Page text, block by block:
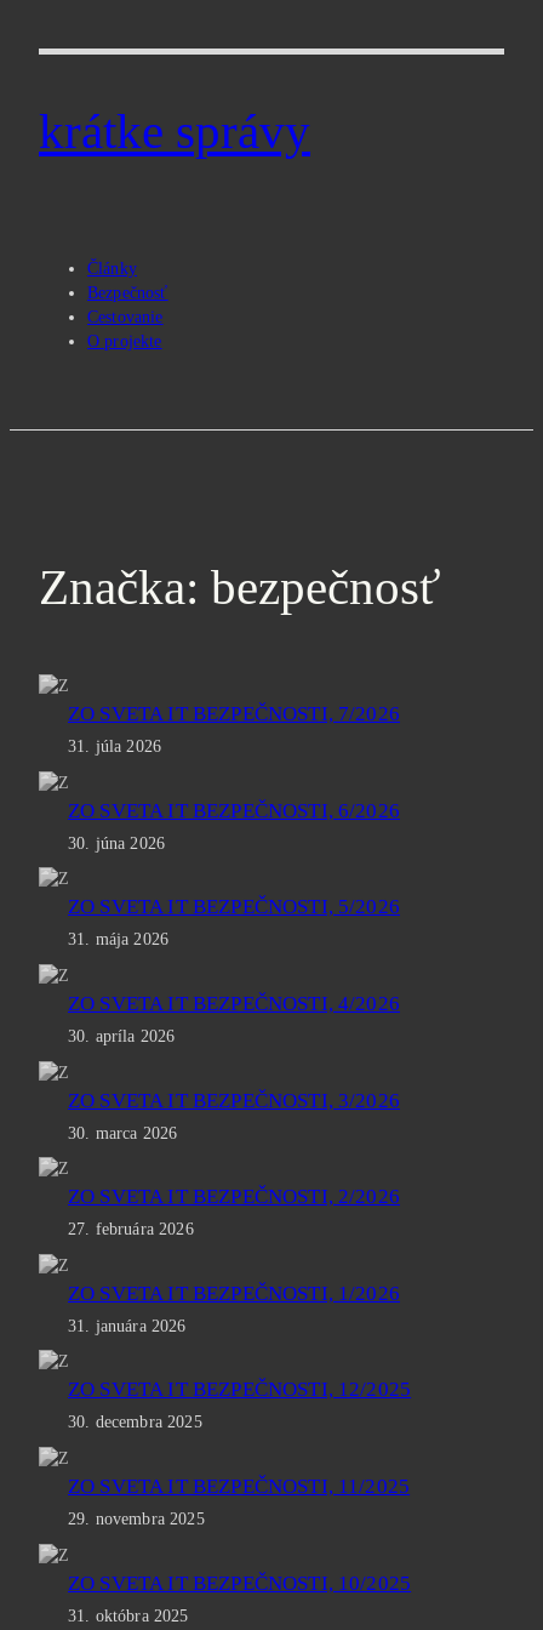
krátke správy
Články
Bezpečnosť
Cestovanie
O projekte
Značka: bezpečnosť
ZO SVETA IT BEZPEČNOSTI, 7/2026
31. júla 2026
ZO SVETA IT BEZPEČNOSTI, 6/2026
30. júna 2026
ZO SVETA IT BEZPEČNOSTI, 5/2026
31. mája 2026
ZO SVETA IT BEZPEČNOSTI, 4/2026
30. apríla 2026
ZO SVETA IT BEZPEČNOSTI, 3/2026
30. marca 2026
ZO SVETA IT BEZPEČNOSTI, 2/2026
27. februára 2026
ZO SVETA IT BEZPEČNOSTI, 1/2026
31. januára 2026
ZO SVETA IT BEZPEČNOSTI, 12/2025
30. decembra 2025
ZO SVETA IT BEZPEČNOSTI, 11/2025
29. novembra 2025
ZO SVETA IT BEZPEČNOSTI, 10/2025
31. októbra 2025